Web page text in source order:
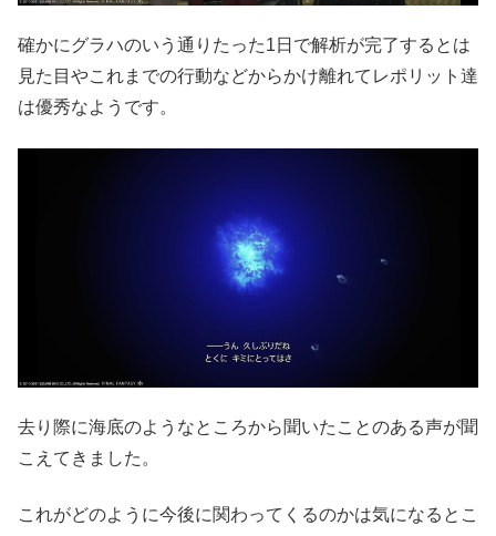
確かにグラハのいう通りたった1日で解析が完了するとは
見た目やこれまでの行動などからかけ離れてレポリット達
は優秀なようです。
去り際に海底のようなところから聞いたことのある声が聞
こえてきました。
これがどのように今後に関わってくるのかは気になるとこ